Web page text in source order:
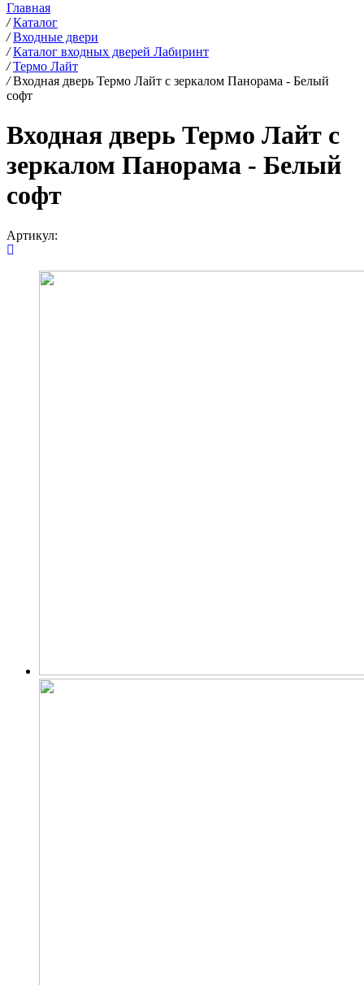
Главная
/ Каталог
/ Входные двери
/ Каталог входных дверей Лабиринт
/ Термо Лайт
/ Входная дверь Термо Лайт с зеркалом Панорама - Белый
софт
Входная дверь Термо Лайт с
зеркалом Панорама - Белый
софт
Артикул: